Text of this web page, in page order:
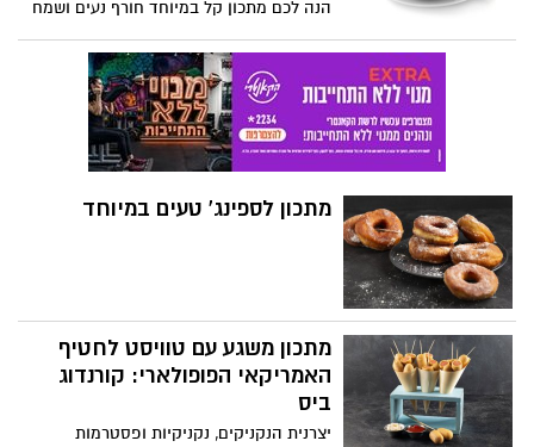
מתכון חגיגי שמתאים למשפחות, לילדים ולכל
מי שרוצה ליהנות מלביבה שמחממת את הלב
בלי רגשות אשם.
הנה לכם מתכון קל במיוחד חורף נעים ושמח
מתכון לספינג' טעים במיוחד
מתכון משגע עם טוויסט לחטיף
האמריקאי הפופולארי: קורנדוג
ביס
יצרנית הנקניקים, נקניקיות ופסטרמות